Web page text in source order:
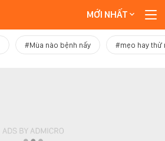
MỚI NHẤT
#Mùa nào bệnh nấy #mẹo hay thử